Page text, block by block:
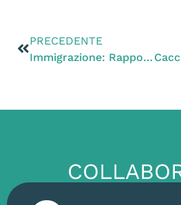
PRECEDENTE
Immigrazione: Rapporto Ue, 20,2 milioni i migranti legali per 68% dovrebbero avere stessi diritti di cittadini europei